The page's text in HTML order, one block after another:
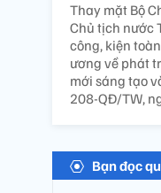
Thay mặt Bộ
Chủ tịch nước
công, kiện
ương về phát
mới sáng tạo
208-QĐ/TW,
Bạn đọc